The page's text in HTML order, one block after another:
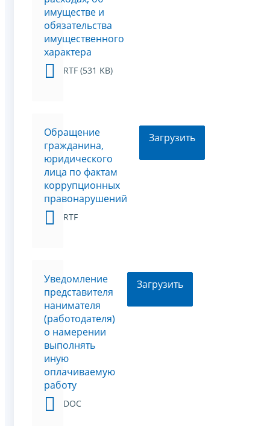
имуществе и
обязательства
имущественного
характера
RTF (531 KB)
Обращение
гражданина,
юридического
лица по фактам
коррупционных
правонарушений
RTF
Загрузить
Уведомление
представителя
нанимателя
(работодателя)
о намерении
выполнять
иную
оплачиваемую
работу
DOC
Загрузить